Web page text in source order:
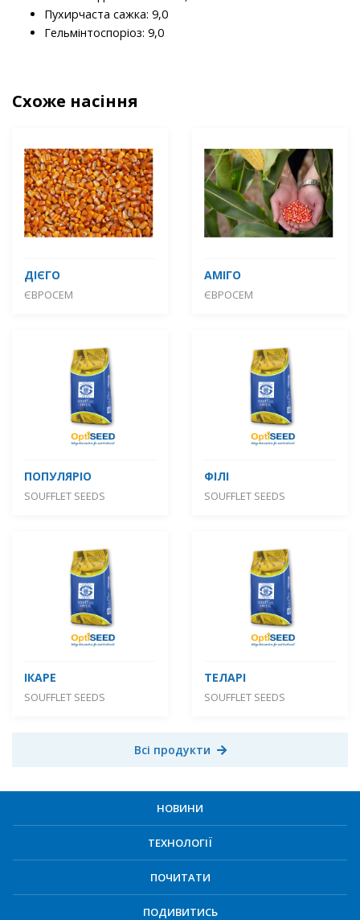
Пухирчаста сажка: 9,0
Гельмінтоспоріоз: 9,0
Схоже насіння
ДІЄГО
ЄВРОСЕМ
АМІГО
ЄВРОСЕМ
ПОПУЛЯРІО
SOUFFLET SEEDS
ФІЛІ
SOUFFLET SEEDS
ІКАРЕ
SOUFFLET SEEDS
ТЕЛАРІ
SOUFFLET SEEDS
Всі продукти
НОВИНИ
ТЕХНОЛОГІЇ
ПОЧИТАТИ
ПОДИВИТИСЬ